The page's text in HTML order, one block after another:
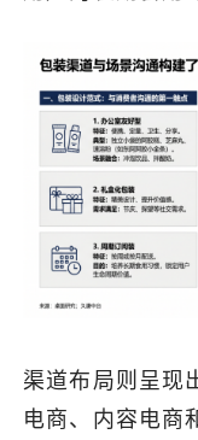
渠道布局则呈现
电商、内容电商